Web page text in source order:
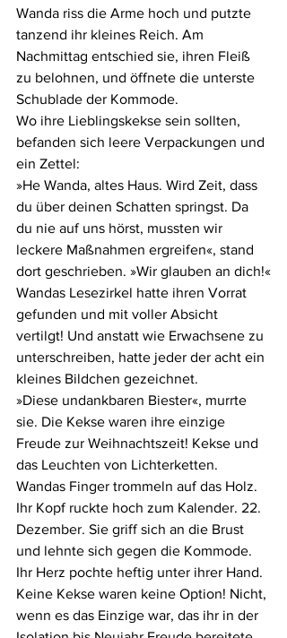
Wanda riss die Arme hoch und putzte
tanzend ihr kleines Reich. Am
Nachmittag entschied sie, ihren Fleiß
zu belohnen, und öffnete die unterste
Schublade der Kommode.
Wo ihre Lieblingskekse sein sollten,
befanden sich leere Verpackungen und
ein Zettel:
»He Wanda, altes Haus. Wird Zeit, dass
du über deinen Schatten springst. Da
du nie auf uns hörst, mussten wir
leckere Maßnahmen ergreifen«, stand
dort geschrieben. »Wir glauben an dich!«
Wandas Lesezirkel hatte ihren Vorrat
gefunden und mit voller Absicht
vertilgt! Und anstatt wie Erwachsene zu
unterschreiben, hatte jeder der acht ein
kleines Bildchen gezeichnet.
»Diese undankbaren Biester«, murrte
sie. Die Kekse waren ihre einzige
Freude zur Weihnachtszeit! Kekse und
das Leuchten von Lichterketten.
Wandas Finger trommeln auf das Holz.
Ihr Kopf ruckte hoch zum Kalender. 22.
Dezember. Sie griff sich an die Brust
und lehnte sich gegen die Kommode.
Ihr Herz pochte heftig unter ihrer Hand.
Keine Kekse waren keine Option! Nicht,
wenn es das Einzige war, das ihr in der